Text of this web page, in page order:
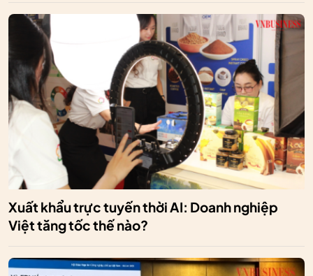
Xuất khẩu trực tuyến thời AI: Doanh nghiệp
Việt tăng tốc thế nào?